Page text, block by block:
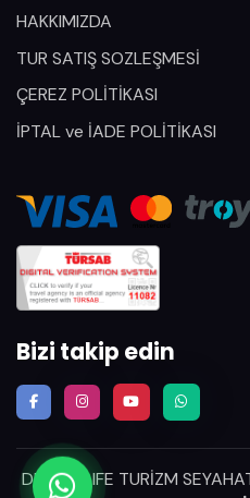
HAKKIMIZDA
TUR SATIŞ SOZLEŞMESİ
ÇEREZ POLİTİKASI
İPTAL ve İADE POLİTİKASI
Bizi takip edin
DREAM LIFE TURİZM